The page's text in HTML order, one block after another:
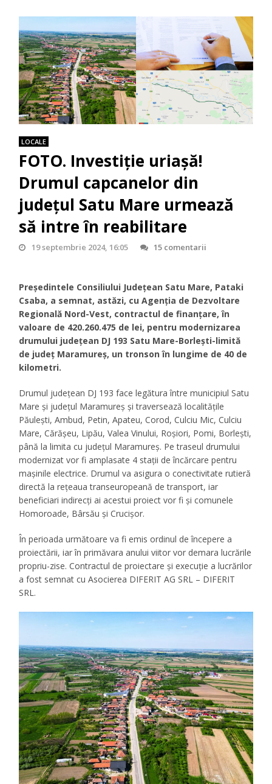
LOCALE
FOTO. Investiție uriașă!
Drumul capcanelor din
județul Satu Mare urmează
să intre în reabilitare
19 septembrie 2024, 16:05 15 comentarii
Președintele Consiliului Județean Satu Mare, Pataki
Csaba, a semnat, astăzi, cu Agenția de Dezvoltare
Regională Nord-Vest, contractul de finanțare, în
valoare de 420.260.475 de lei, pentru modernizarea
drumului județean DJ 193 Satu Mare-Borlești-limită
de județ Maramureș, un tronson în lungime de 40 de
kilometri.
Drumul județean DJ 193 face legătura între municipiul Satu
Mare și județul Maramureș și traversează localitățile
Păulești, Ambud, Petin, Apateu, Corod, Culciu Mic, Culciu
Mare, Cărăşeu, Lipău, Valea Vinului, Roșiori, Pomi, Borlești,
până la limita cu județul Maramureș. Pe traseul drumului
modernizat vor fi amplasate 4 stații de încărcare pentru
mașinile electrice. Drumul va asigura o conectivitate rutieră
directă la rețeaua transeuropeană de transport, iar
beneficiari indirecți ai acestui proiect vor fi și comunele
Homoroade, Bârsău și Crucișor.
În perioada următoare va fi emis ordinul de începere a
proiectării, iar în primăvara anului viitor vor demara lucrările
propriu-zise. Contractul de proiectare și execuție a lucrărilor
a fost semnat cu Asocierea DIFERIT AG SRL – DIFERIT
SRL.